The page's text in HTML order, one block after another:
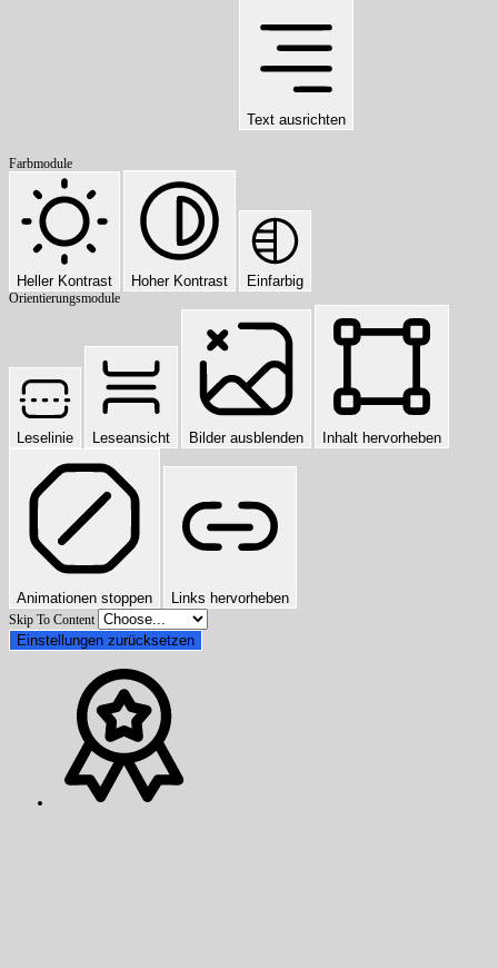
Text ausrichten
Farbmodule
Heller Kontrast Hoher Kontrast Einfarbig
Orientierungsmodule
Leselinie Leseansicht Bilder ausblenden Inhalt hervorheben
Animationen stoppen Links hervorheben
Skip To Content
Einstellungen zurücksetzen